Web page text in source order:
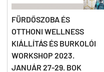
FÜRDŐSZOBA ÉS
OTTHONI WELLNESS
KIÁLLÍTÁS ÉS BURKOLÓI
WORKSHOP 2023.
JANUÁR 27-29. BOK